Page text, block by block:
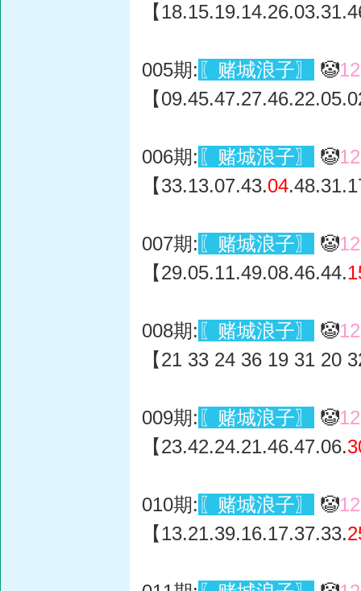
【
005期: 〖赌城浪子〗 🤡
【
006期: 〖赌城浪子〗 🤡
【33.13.07.43.04
007期: 〖赌城浪子〗 🤡
【29.05.11.49.08.46.44.
008期: 〖赌城浪子〗 🤡
【21 33 24 36 19 31 20
009期: 〖赌城浪子〗 🤡
【23.42.24.21.46.47.06.
010期: 〖赌城浪子〗 🤡
【13.21.39.16.17.37.33.